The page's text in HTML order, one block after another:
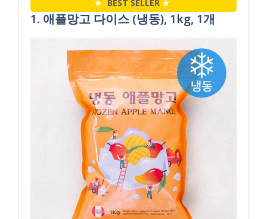
★ BEST SELLER ★
1. 애플망고 다이스 (냉동), 1kg, 1개